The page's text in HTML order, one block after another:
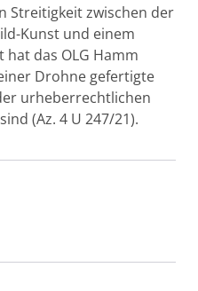
Streitigkeit zwischen der
Kunst und einem
das OLG Hamm
Drohne gefertigte
urheberrechtlichen
(Az. 4 U 247/21).